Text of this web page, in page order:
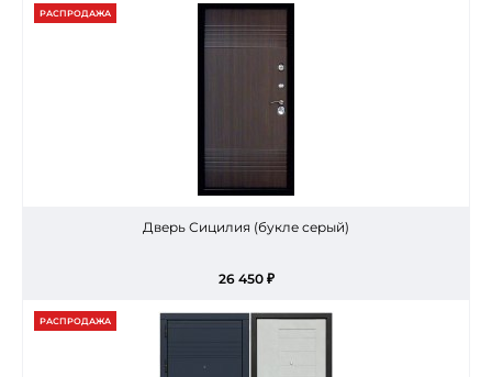
РАСПРОДАЖА
Дверь Сицилия (букле серый)
26 450 ₽
РАСПРОДАЖА